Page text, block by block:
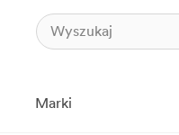
Marki